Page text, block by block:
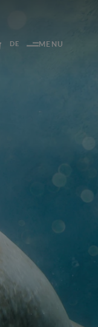
DE MENU